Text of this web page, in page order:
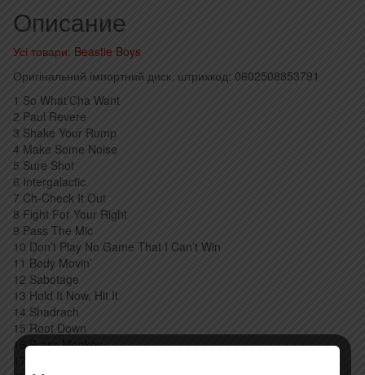
EU)
Описание
Усі товари: Beastie Boys
Оригінальний імпортний диск, штрихкод: 0602508853791
1 So What’Cha Want
2 Paul Revere
3 Shake Your Rump
4 Make Some Noise
5 Sure Shot
6 Intergalactic
7 Ch-Check It Out
8 Fight For Your Right
9 Pass The Mic
10 Don’t Play No Game That I Can’t Win
11 Body Movin’
12 Sabotage
13 Hold It Now, Hit It
14 Shadrach
15 Root Down
16 Brass Monkey